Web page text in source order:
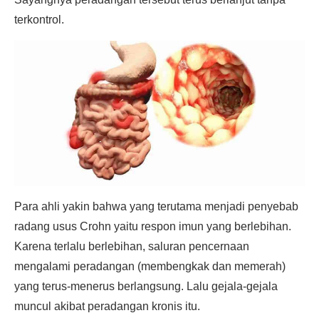
terkontrol.
Para ahli yakin bahwa yang terutama menjadi penyebab
radang usus Crohn yaitu respon imun yang berlebihan.
Karena terlalu berlebihan, saluran pencernaan
mengalami peradangan (membengkak dan memerah)
yang terus-menerus berlangsung. Lalu gejala-gejala
muncul akibat peradangan kronis itu.